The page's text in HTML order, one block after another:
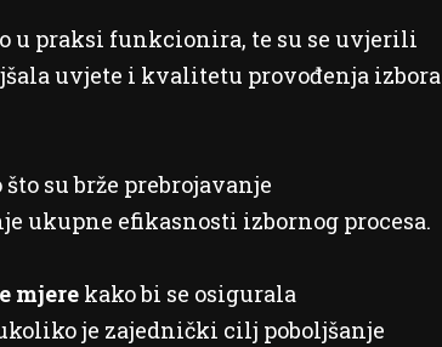
praksi funkcionira, te su se uvjerili
uvjete i kvalitetu provođenja izbora
su brže prebrojavanje
ukupne efikasnosti izbornog procesa.
mjere kako bi se osigurala
je zajednički cilj poboljšanje